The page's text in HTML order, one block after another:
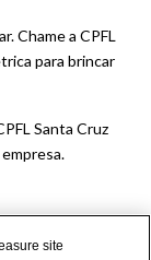
Chame a CPFL
para brincar
Santa Cruz
site